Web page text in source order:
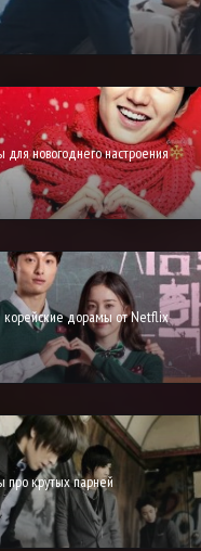
новогоднего настроения
дорамы от Netflix
крутых парней